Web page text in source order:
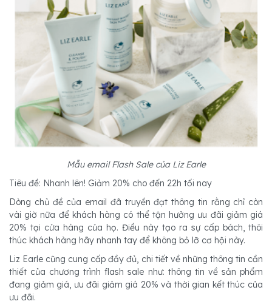
Mẫu email Flash Sale của Liz Earle
Tiêu đề: Nhanh lên! Giảm 20% cho đến 22h tối nay
Dòng chủ đề của email đã truyền đạt thông tin rằng chỉ còn
vài giờ nữa để khách hàng có thể tận hưởng ưu đãi giảm giá
20% tại cửa hàng của họ. Điều này tạo ra sự cấp bách, thôi
thúc khách hàng hãy nhanh tay để không bỏ lỡ cơ hội này.
Liz Earle cũng cung cấp đầy đủ, chi tiết về những thông tin cần
thiết của chương trình flash sale như: thông tin về sản phẩm
đang giảm giá, ưu đãi giảm giá 20% và thời gian kết thúc của
ưu đãi.